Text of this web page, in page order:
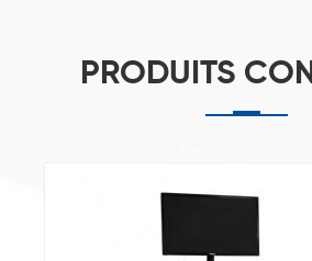
PRODUITS